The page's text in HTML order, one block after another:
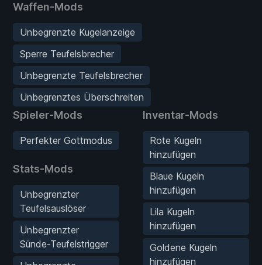
Waffen-Mods
Unbegrenzte Kugelanzeige
Sperre Teufelsbrecher
Unbegrenzte Teufelsbrecher
Unbegrenztes Überschreiten
Spieler-Mods
Perfekter Gottmodus
Stats-Mods
Unbegrenzter
Teufelsauslöser
Unbegrenzter
Sünde-Teufelstrigger
Inventar-Mods
Rote Kugeln
hinzufügen
Blaue Kugeln
hinzufügen
Lila Kugeln
hinzufügen
Goldene Kugeln
hinzufügen